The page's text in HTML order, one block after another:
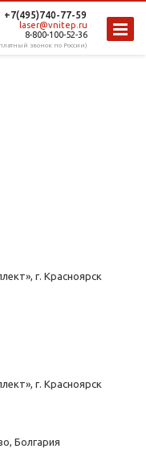
+7(495)740-77-59
laser@vnitep.ru
8-800-100-52-36
звонок по России)
г. Красноярск
г. Красноярск
Болгария